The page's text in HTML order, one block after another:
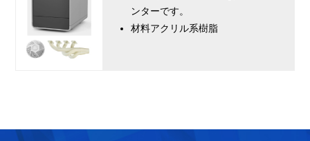
ンターです。
材料アクリル系樹脂